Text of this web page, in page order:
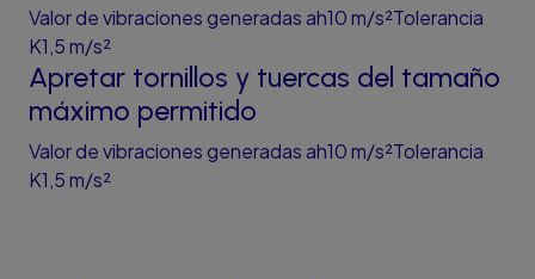
Valor de vibraciones generadas ah10 m/s²Tolerancia
K1,5 m/s²
Apretar tornillos y tuercas del tamaño
máximo permitido
Valor de vibraciones generadas ah10 m/s²Tolerancia
K1,5 m/s²